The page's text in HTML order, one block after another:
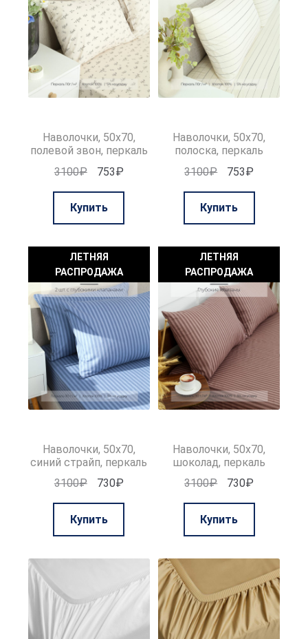
Наволочки, 50х70,
полевой звон, перкаль
3100₽
Первоначальная
составляла
3100₽.
753₽Текущая
Купить
Наволочки, 50х70,
полоска, перкаль
3100₽
Первоначальная
составляла
3100₽.
753₽
Купить
ЛЕТНЯЯ
РАСПРОДАЖА
Наволочки, 50х70,
синий страйп, перкаль
3100₽
Первоначальная
цена
составляла
3100₽.
730₽Текущая
цена:
Купить
ЛЕТНЯЯ
РАСПРОДАЖА
Наволочки, 50х70,
шоколад, перкаль
3100₽
Первоначальная
цена
составляла
3100₽.
730₽
цена:
Купить